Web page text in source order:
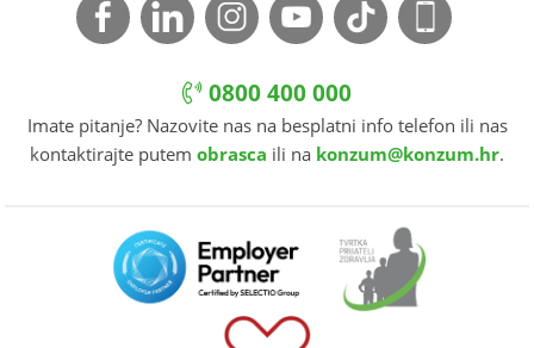
0800 400 000
Imate pitanje? Nazovite nas na besplatni info telefon ili nas
kontaktirajte putem obrasca ili na konzum@konzum.hr.